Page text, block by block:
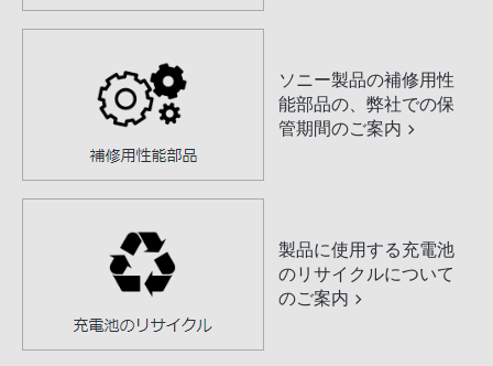
ソニー製品の補修用性
能部品の、弊社での保
管期間のご案内
製品に使用する充電池
のリサイクルについて
のご案内